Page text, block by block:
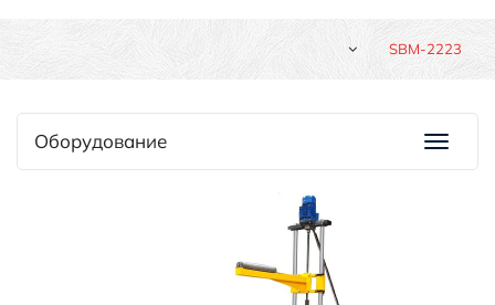
SBM-2223
Оборудование